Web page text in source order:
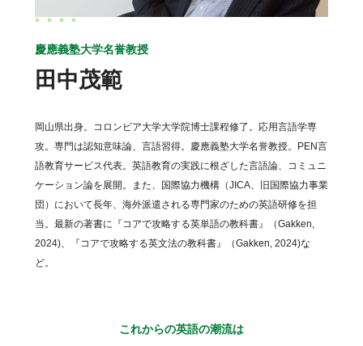
慶應義塾大学名誉教授
田中茂範
岡山県出身。コロンビア大学大学院博士課程修了。応用言語学専
攻。専門は認知意味論、言語習得。慶應義塾大学名誉教授。PEN言
語教育サービス代表。英語教育の実践に根ざした言語論、コミュニ
ケーション論を展開。また、国際協力機構（JICA、旧国際協力事業
団）において長年、海外派遣される専門家のための英語研修を担
当。最新の著書に『コアで攻略する英単語の教科書』（Gakken,
2024)、『コアで攻略する英文法の教科書』（Gakken, 2024)な
ど。
これからの英語の潮流は